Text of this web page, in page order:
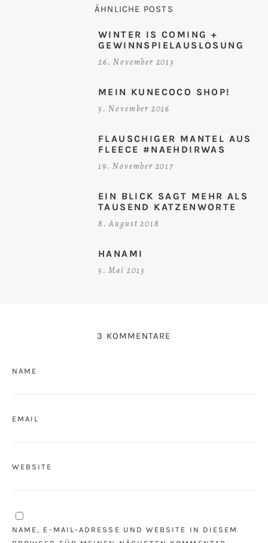
ÄHNLICHE POSTS
WINTER IS COMING +
GEWINNSPIELAUSLOSUNG
26. November 2013
MEIN KUNECOCO SHOP!
5. November 2016
FLAUSCHIGER MANTEL AUS
FLEECE #NAEHDIRWAS
19. November 2017
EIN BLICK SAGT MEHR ALS
TAUSEND KATZENWORTE
8. August 2018
HANAMI
5. Mai 2013
3 KOMMENTARE
NAME
EMAIL
WEBSITE
NAME, E-MAIL-ADRESSE UND WEBSITE IN DIESEM